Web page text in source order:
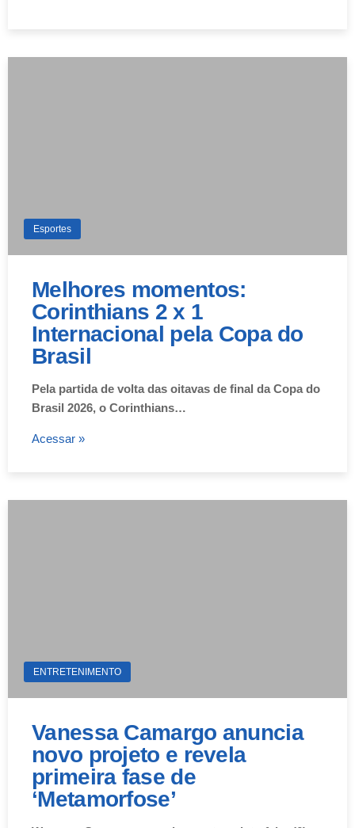
Esportes
Melhores momentos:
Corinthians 2 x 1
Internacional pela Copa do
Brasil
Pela partida de volta das oitavas de final da Copa do
Brasil 2026, o Corinthians…
Acessar »
ENTRETENIMENTO
Vanessa Camargo anuncia
novo projeto e revela
primeira fase de
‘Metamorfose’